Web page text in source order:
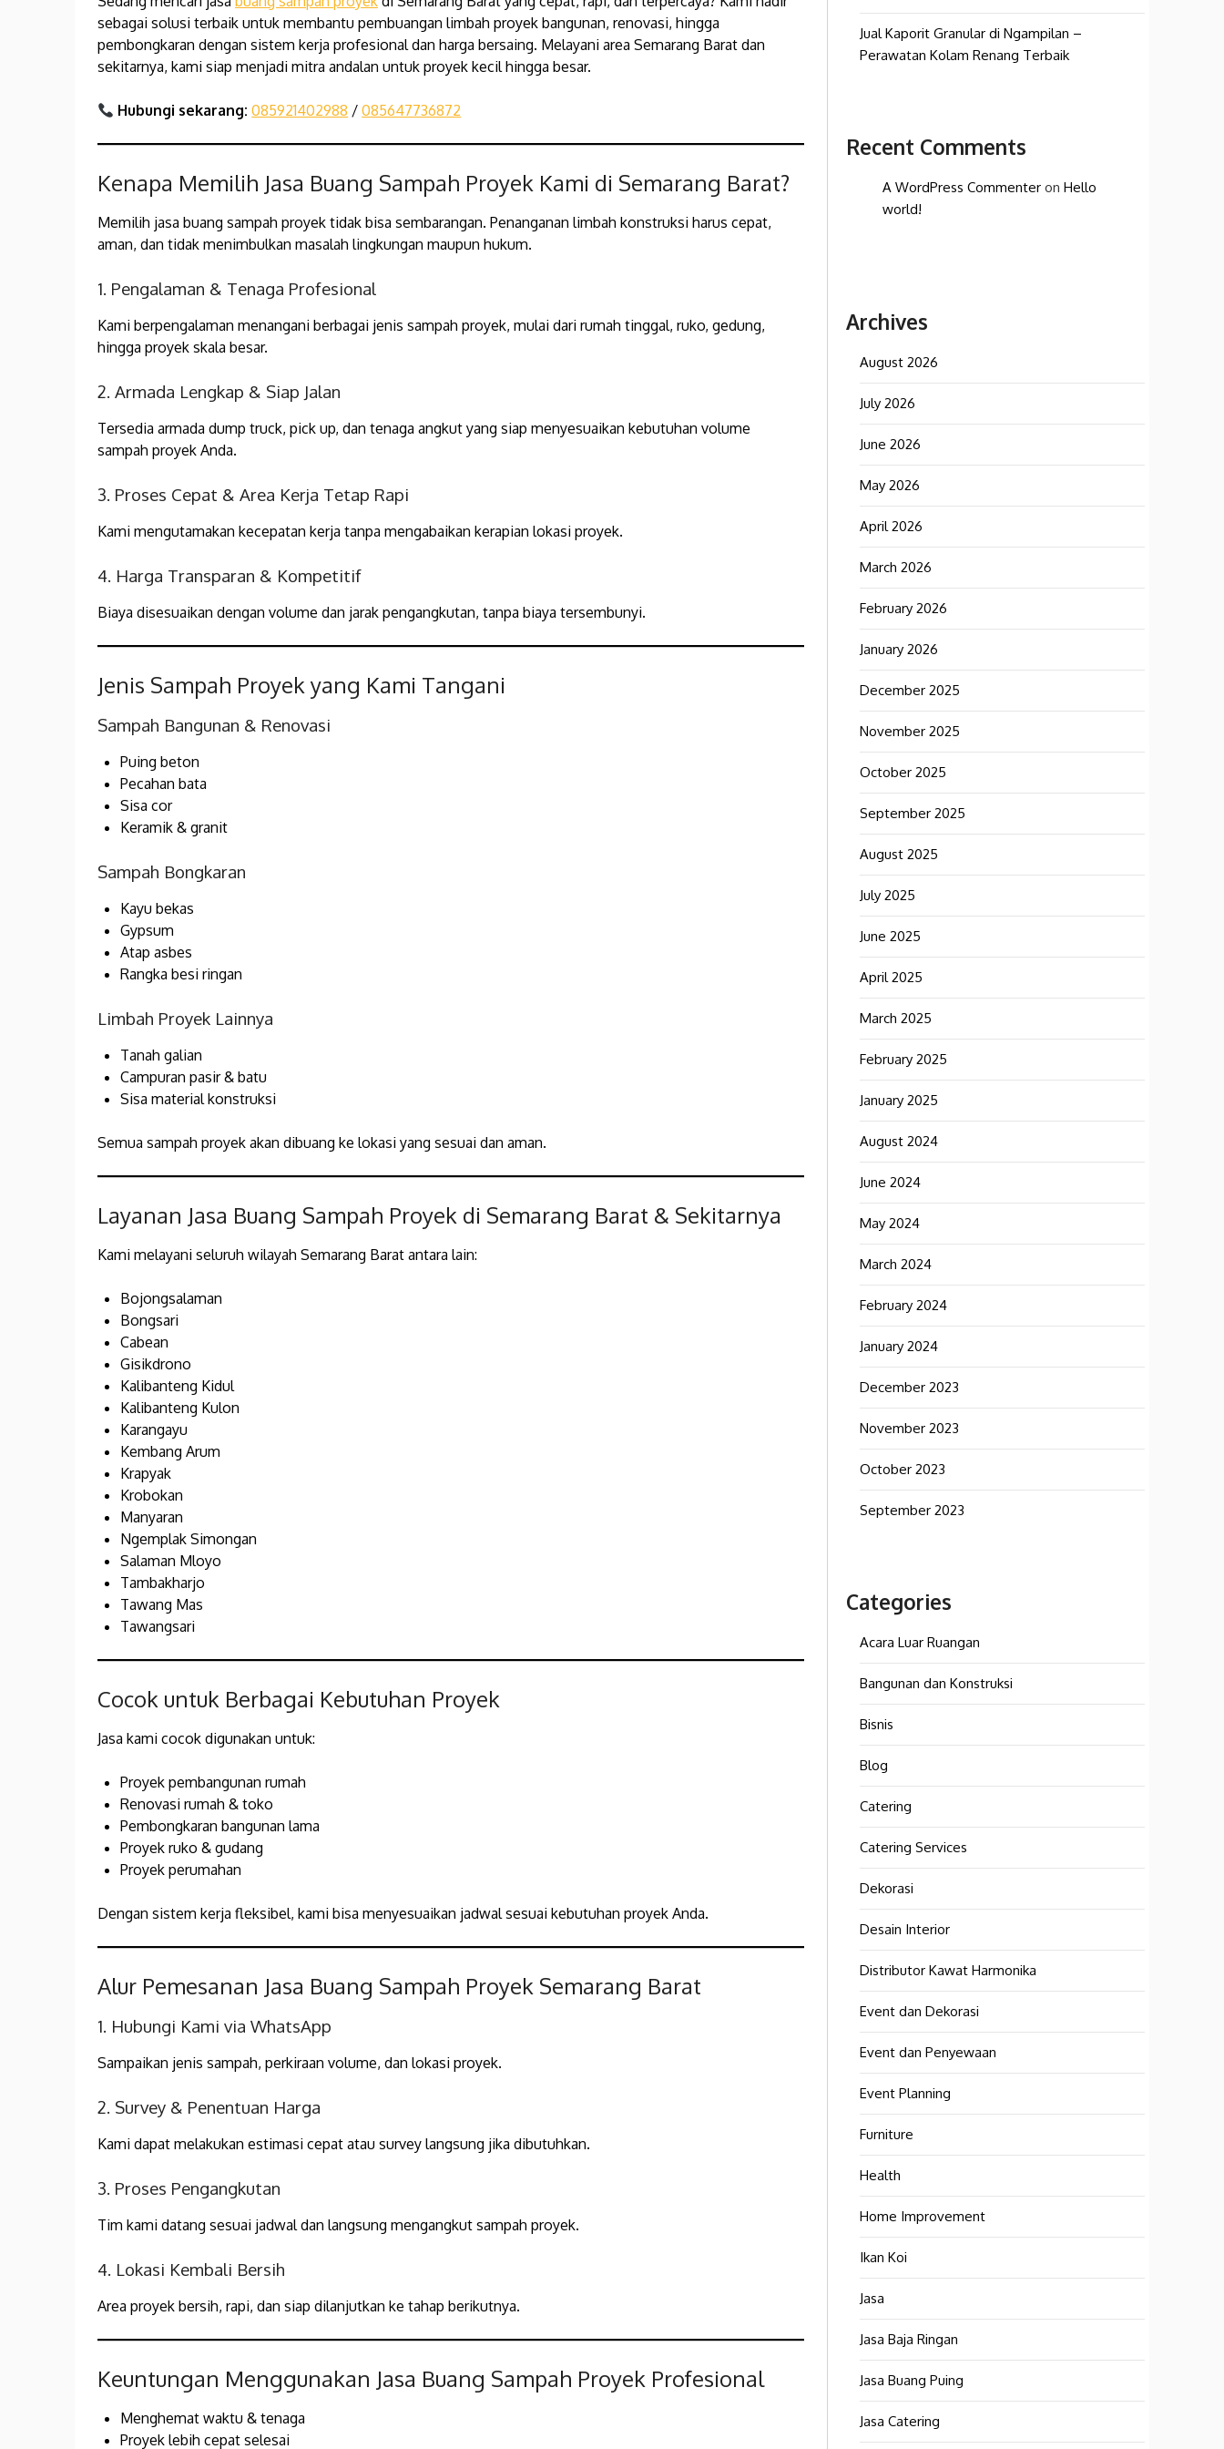
sebagai solusi terbaik untuk membantu pembuangan limbah proyek bangunan, renovasi, hingga
pembongkaran dengan sistem kerja profesional dan harga bersaing. Melayani area Semarang Barat dan
sekitarnya, kami siap menjadi mitra andalan untuk proyek kecil hingga besar.
Hubungi sekarang: 085921402988 /085647736872
Kenapa Memilih Jasa Buang Sampah Proyek Kami di Semarang Barat?
Memilih jasa buang sampah proyek tidak bisa sembarangan. Penanganan limbah konstruksi harus cepat,
aman, dan tidak menimbulkan masalah lingkungan maupun hukum.
1. Pengalaman & Tenaga Profesional
Kami berpengalaman menangani berbagai jenis sampah proyek, mulai dari rumah tinggal, ruko, gedung,
hingga proyek skala besar.
2. Armada Lengkap & Siap Jalan
Tersedia armada dump truck, pick up, dan tenaga angkut yang siap menyesuaikan kebutuhan volume
sampah proyek Anda.
3. Proses Cepat & Area Kerja Tetap Rapi
Kami mengutamakan kecepatan kerja tanpa mengabaikan kerapian lokasi proyek.
4. Harga Transparan & Kompetitif
Biaya disesuaikan dengan volume dan jarak pengangkutan, tanpa biaya tersembunyi.
Jenis Sampah Proyek yang Kami Tangani
Sampah Bangunan & Renovasi
Puing beton
Pecahan bata
Sisa cor
Keramik & granit
Sampah Bongkaran
Kayu bekas
Gypsum
Atap asbes
Rangka besi ringan
Limbah Proyek Lainnya
Tanah galian
Campuran pasir & batu
Sisa material konstruksi
Semua sampah proyek akan dibuang ke lokasi yang sesuai dan aman.
Layanan Jasa Buang Sampah Proyek di Semarang Barat & Sekitarnya
Kami melayani seluruh wilayah Semarang Barat antara lain:
Bojongsalaman
Bongsari
Cabean
Gisikdrono
Kalibanteng Kidul
Kalibanteng Kulon
Karangayu
Kembang Arum
Krapyak
Krobokan
Manyaran
Ngemplak Simongan
Salaman Mloyo
Tambakharjo
Tawang Mas
Tawangsari
Cocok untuk Berbagai Kebutuhan Proyek
Jasa kami cocok digunakan untuk:
Proyek pembangunan rumah
Renovasi rumah & toko
Pembongkaran bangunan lama
Proyek ruko & gudang
Proyek perumahan
Dengan sistem kerja fleksibel, kami bisa menyesuaikan jadwal sesuai kebutuhan proyek Anda.
Alur Pemesanan Jasa Buang Sampah Proyek Semarang Barat
1. Hubungi Kami via WhatsApp
Sampaikan jenis sampah, perkiraan volume, dan lokasi proyek.
2. Survey & Penentuan Harga
Kami dapat melakukan estimasi cepat atau survey langsung jika dibutuhkan.
3. Proses Pengangkutan
Tim kami datang sesuai jadwal dan langsung mengangkut sampah proyek.
4. Lokasi Kembali Bersih
Area proyek bersih, rapi, dan siap dilanjutkan ke tahap berikutnya.
Keuntungan Menggunakan Jasa Buang Sampah Proyek Profesional
Menghemat waktu & tenaga
Proyek lebih cepat selesai
Jual Kaporit Granular di Ngampilan –
Perawatan Kolam Renang Terbaik
Recent Comments
A WordPress Commenter on Hello
world!
Archives
August 2026
July 2026
June 2026
May 2026
April 2026
March 2026
February 2026
January 2026
December 2025
November 2025
October 2025
September 2025
August 2025
July 2025
June 2025
April 2025
March 2025
February 2025
January 2025
August 2024
June 2024
May 2024
March 2024
February 2024
January 2024
December 2023
November 2023
October 2023
September 2023
Categories
Acara Luar Ruangan
Bangunan dan Konstruksi
Bisnis
Blog
Catering
Catering Services
Dekorasi
Desain Interior
Distributor Kawat Harmonika
Event dan Dekorasi
Event dan Penyewaan
Event Planning
Furniture
Health
Home Improvement
Ikan Koi
Jasa
Jasa Baja Ringan
Jasa Buang Puing
Jasa Catering